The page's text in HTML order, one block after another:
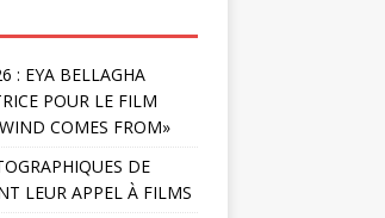
: EYA BELLAGHA
POUR LE FILM
COMES FROM»
DE
LEUR APPEL À FILMS